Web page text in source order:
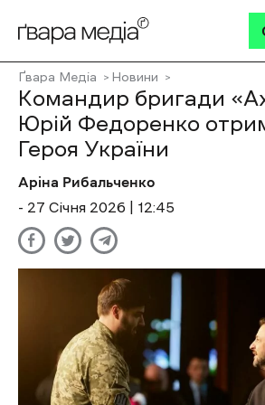
Ґвара Медіа Новини
Командир бригади
Юрій Федоренко
Героя України
Аріна Рибальченко
- 27 Січня 2026 | 12:45